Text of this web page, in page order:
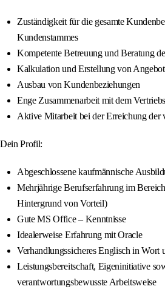
Zuständigkeit für die gesamte
Kundenstammes
Kompetente Betreuung und Beratung
Kalkulation und Erstellung von
Ausbau von Kundenbeziehungen
Enge Zusammenarbeit mit dem
Aktive Mitarbeit bei der Erreichung der
Dein Profil:
Abgeschlossene kaufmännische
Mehrjährige Berufserfahrung im
Hintergrund von Vorteil)
Gute MS Office – Kenntnisse
Idealerweise Erfahrung mit Oracle
Verhandlungssicheres Englisch in Wort
Leistungsbereitschaft, Eigeninitiative
verantwortungsbewusste Arbeitsweise